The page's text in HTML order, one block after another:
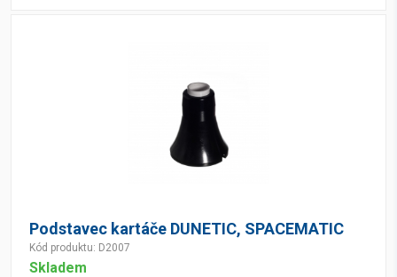
Podstavec kartáče DUNETIC, SPACEMATIC
Kód produktu: D2007
Skladem